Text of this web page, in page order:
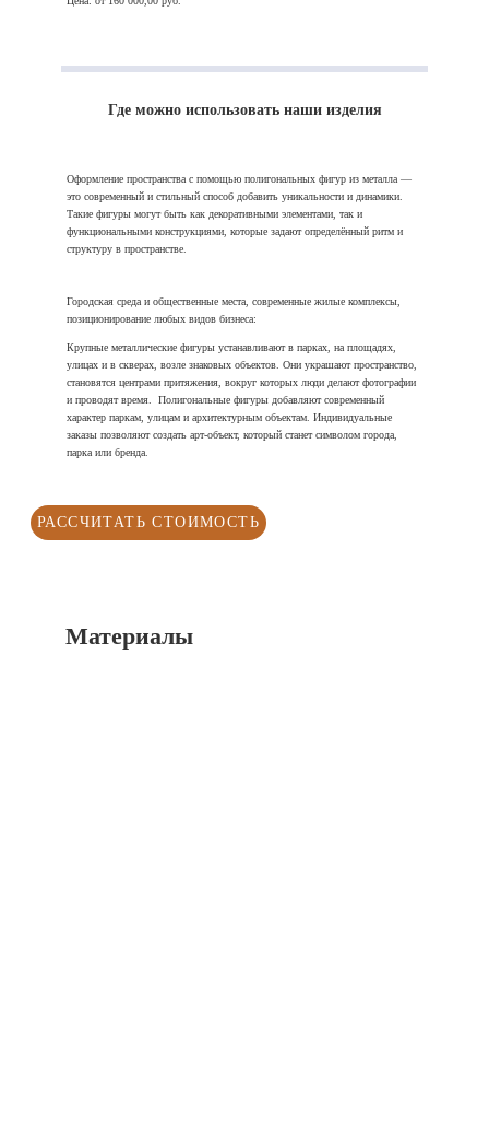
Где можно использовать наши изделия
Оформление пространства с помощью полигональных фигур из металла —
это современный и стильный способ добавить уникальности и динамики.
Такие фигуры могут быть как декоративными элементами, так и
функциональными конструкциями, которые задают определённый ритм и
структуру в пространстве.
Городская среда и общественные места, современные жилые комплексы,
позиционирование любых видов бизнеса:
Крупные металлические фигуры устанавливают в парках, на площадях,
улицах и в скверах, возле знаковых объектов. Они украшают пространство,
становятся центрами притяжения, вокруг которых люди делают фотографии
и проводят время.
Полигональные фигуры добавляют современный
характер паркам, улицам и архитектурным объектам. Индивидуальные
заказы позволяют создать арт-объект, который станет символом города,
парка или бренда.
РАССЧИТАТЬ СТОИМОСТЬ
Материалы